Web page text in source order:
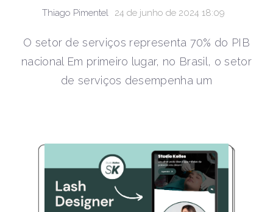
Thiago Pimentel 24 de junho de 2024 18:09
O setor de serviços representa 70% do PIB
nacional Em primeiro lugar, no Brasil, o setor
de serviços desempenha um